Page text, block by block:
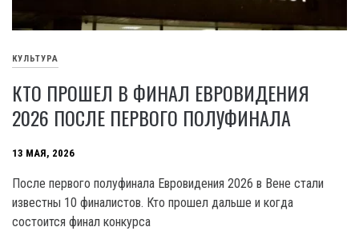
КУЛЬТУРА
КТО ПРОШЕЛ В ФИНАЛ ЕВРОВИДЕНИЯ
2026 ПОСЛЕ ПЕРВОГО ПОЛУФИНАЛА
13 МАЯ, 2026
После первого полуфинала Евровидения 2026 в Вене стали
известны 10 финалистов. Кто прошел дальше и когда
состоится финал конкурса